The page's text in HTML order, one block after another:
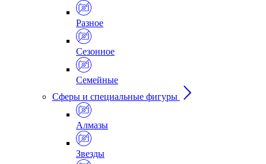
Разное
Сезонное
Семейные
Сферы и специальные фигуры
Алмазы
Звезды